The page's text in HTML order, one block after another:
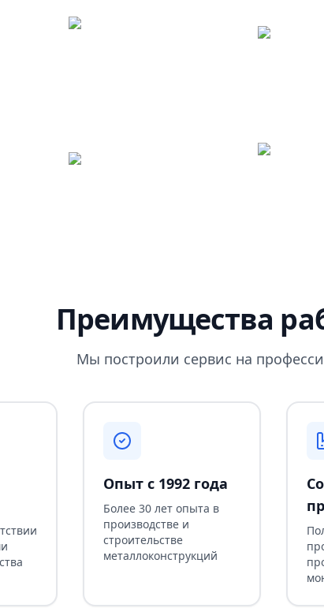
Преимущества
Мы построили сервис на
Опыт с 1992 года
Более 30 лет опыта в
производстве и
строительстве
металлоконструкций